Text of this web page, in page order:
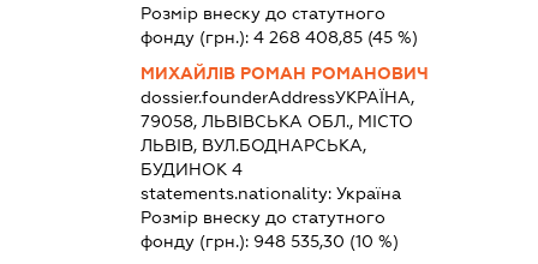
Розмір внеску до статутного
фонду (грн.):4 268 408,85 (45 %)
МИХАЙЛІВ РОМАН РОМАНОВИЧ
dossier.founderAddressУКРАЇНА,
79058, ЛЬВІВСЬКА ОБЛ., МІСТО
ЛЬВІВ, ВУЛ.БОДНАРСЬКА,
БУДИНОК 4
statements.nationality:Україна
Розмір внеску до статутного
фонду (грн.): 948 535,30 (10 %)